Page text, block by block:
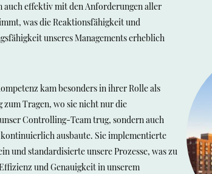
auch effektiv mit den Anforderungen aller
was die Reaktionsfähigkeit und
unseres Managements erheblich
kam besonders in ihrer Rolle als
Tragen, wo sie nicht nur die
Controlling-Team trug, sondern auch
ausbaute. Sie implementierte
und standardisierte unsere Prozesse, was zu
und Genauigkeit in unserem